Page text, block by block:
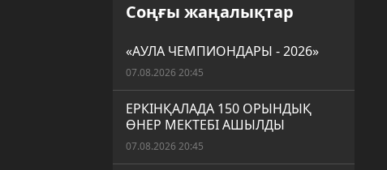
Соңғы жаңалықтар
«АУЛА ЧЕМПИОНДАРЫ - 2026»
07.08.2026 20:45
ЕРКІНҚАЛАДА 150 ОРЫНДЫҚ
ӨНЕР МЕКТЕБІ АШЫЛДЫ
07.08.2026 20:45